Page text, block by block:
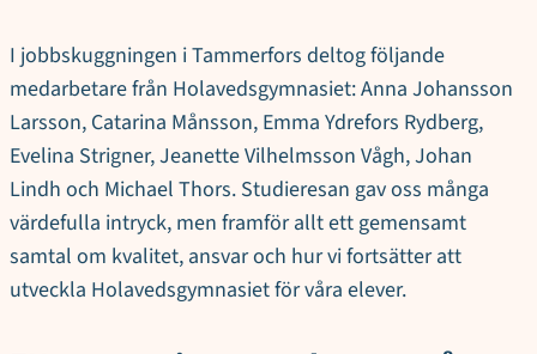
I jobbskuggningen i Tammerfors deltog följande
medarbetare från Holavedsgymnasiet: Anna Johansson
Larsson, Catarina Månsson, Emma Ydrefors Rydberg,
Evelina Strigner, Jeanette Vilhelmsson Vågh, Johan
Lindh och Michael Thors. Studieresan gav oss många
värdefulla intryck, men framför allt ett gemensamt
samtal om kvalitet, ansvar och hur vi fortsätter att
utveckla Holavedsgymnasiet för våra elever.